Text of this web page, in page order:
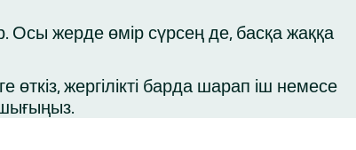
Осы жерде өмір сүрсең де, басқа жаққа
жергілікті барда шарап іш немесе